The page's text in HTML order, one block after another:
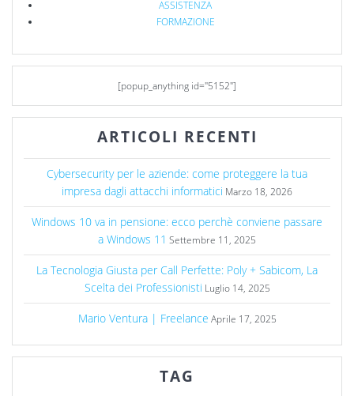
ASSISTENZA
FORMAZIONE
[popup_anything id="5152"]
ARTICOLI RECENTI
Cybersecurity per le aziende: come proteggere la tua
impresa dagli attacchi informatici Marzo 18, 2026
Windows 10 va in pensione: ecco perchè conviene passare
a Windows 11 Settembre 11, 2025
La Tecnologia Giusta per Call Perfette: Poly + Sabicom, La
Scelta dei Professionisti Luglio 14, 2025
Mario Ventura | Freelance Aprile 17, 2025
TAG